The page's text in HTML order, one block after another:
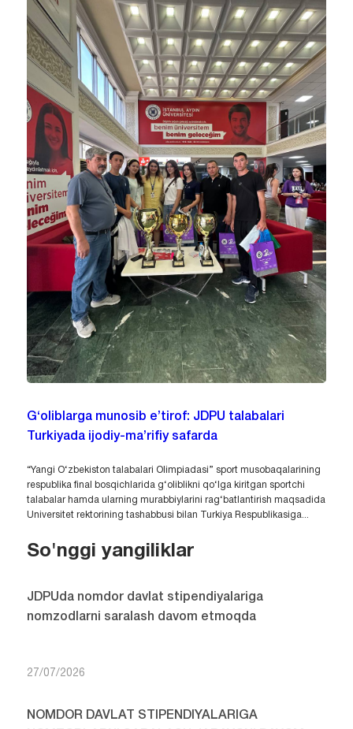
G‘oliblarga munosib e’tirof: JDPU talabalari
Turkiyada ijodiy-ma’rifiy safarda
“Yangi O‘zbekiston talabalari Olimpiadasi” sport musobaqalarining
respublika final bosqichlarida g‘oliblikni qo‘lga kiritgan sportchi
talabalar hamda ularning murabbiylarini rag‘batlantirish maqsadida
Universitet rektorining tashabbusi bilan Turkiya Respublikasiga...
So'nggi yangiliklar
JDPUda nomdor davlat stipendiyalariga
nomzodlarni saralash davom etmoqda
27/07/2026
NOMDOR DAVLAT STIPENDIYALARIGA